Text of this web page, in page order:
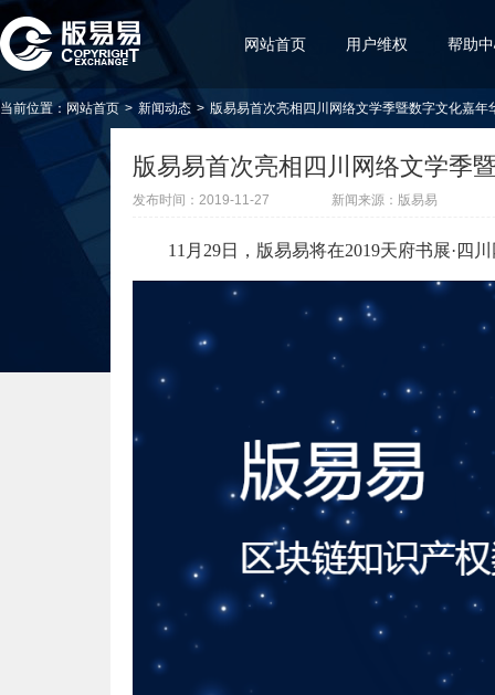
网站首页 用户维权 帮助
当前位置： 网站首页 > 新闻动态 > 版易易首次亮相四川网络文学季暨数字文化嘉年
版易易首次亮相四川网络文学季
发布时间：2019-11-27 新闻来源： 版易易
11月29日，版易易将在2019天府书展·四